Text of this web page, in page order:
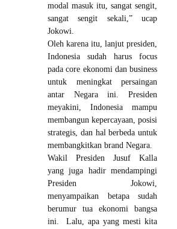
modal masuk itu, sangat sengit,
sangat sengit sekali,” ucap
Jokowi.
Oleh karena itu, lanjut presiden,
Indonesia sudah harus focus
pada core ekonomi dan business
untuk meningkat persaingan
antar Negara ini. Presiden
meyakini, Indonesia mampu
membangun kepercayaan, posisi
strategis, dan hal berbeda untuk
membangkitkan brand Negara.
Wakil Presiden Jusuf Kalla
yang juga hadir mendampingi
Presiden Jokowi,
menyampaikan betapa sudah
berumur tua ekonomi bangsa
ini. Lalu, apa yang mesti kita